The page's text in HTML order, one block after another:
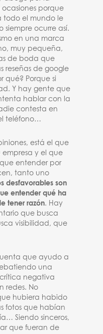
ocasiones porque
todo el mundo le
ocurre así.
en una marca
muy pequeña,
de boda que
reseñas de google
qué? Porque si
Y hay gente que
hablar con la
contesta en
teléfono…
está el que
y el que
entender por
tanto uno
desfavorables son
entender qué ha
tener razón. Hay
que busca
visibilidad, que
que ayudo a
una
negativa
redes. No
hubiera habido
fotos que habían
Siendo sinceros,
que fueran de